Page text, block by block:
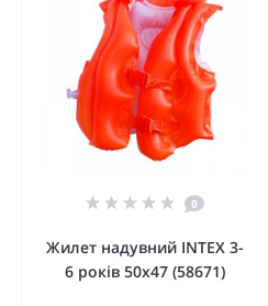
0
Жилет надувний INTEX 3-
6 років 50х47 (58671)